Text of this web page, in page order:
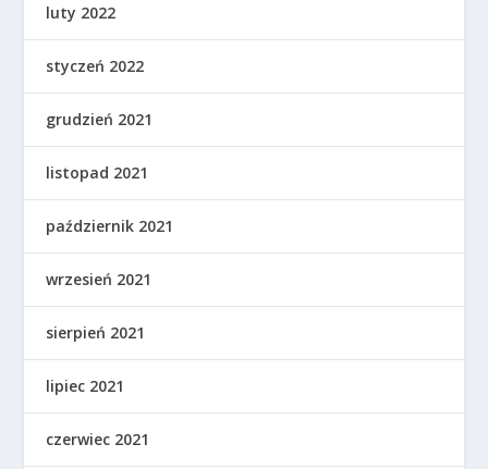
luty 2022
styczeń 2022
grudzień 2021
listopad 2021
październik 2021
wrzesień 2021
sierpień 2021
lipiec 2021
czerwiec 2021